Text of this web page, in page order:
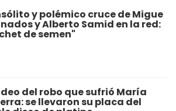
y polémico cruce de Migue
y Alberto Samid en la red:
de semen"
del robo que sufrió María
se llevaron su placa del